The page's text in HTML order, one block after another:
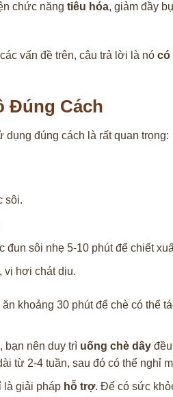
chức năng tiêu hóa, giảm đầy
vấn đề trên, câu trả lời là nó có
Đúng Cách
dụng đúng cách là rất quan trọng:
sôi.
sôi nhẹ 5-10 phút để chiết
vị hơi chát dịu.
khoảng 30 phút để chè có thể
bạn nên duy trì uống chè dâyđều
từ 2-4 tuần, sau đó có thể nghỉ
là giải pháp hỗ trợ. Để có sức